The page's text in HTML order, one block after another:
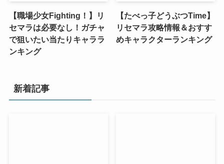
【職場少女Fighting！】リ
セマラは必要なし！ガチャ
で狙いたい当たりキャララ
ンキング
【たべっ子どうぶつTime】
リセマラ攻略情報＆おすす
めキャラクターランキング
新着記事